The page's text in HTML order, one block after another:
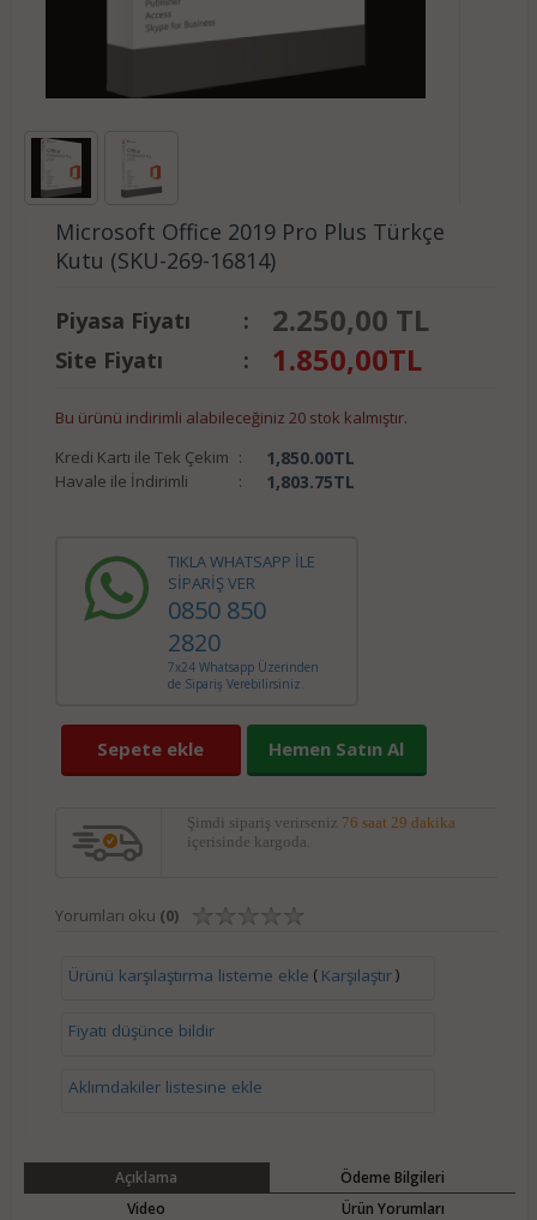
Microsoft Office 2019 Pro Plus Türkçe
Kutu (SKU-269-16814)
Piyasa Fiyatı : 2.250,00 TL
Site Fiyatı : 1.850,00TL
Bu ürünü indirimli alabileceğiniz 20 stok kalmıştır.
Kredi Kartı ile Tek Çekim : 1,850.00TL
Havale ile İndirimli : 1,803.75TL
TIKLA WHATSAPP İLE
SİPARİŞ VER
0850 850
2820
7x24 Whatsapp Üzerinden
de Sipariş Verebilirsiniz.
Sepete ekle Hemen Satın Al
Şimdi sipariş verirseniz 76 saat 29 dakika
içerisinde kargoda.
Yorumları oku (0)
Ürünü karşılaştırma listeme ekle ( Karşılaştır)
Fiyatı düşünce bildir
Aklımdakiler listesine ekle
Açıklama
Ödeme Bilgileri
Video
Ürün Yorumları